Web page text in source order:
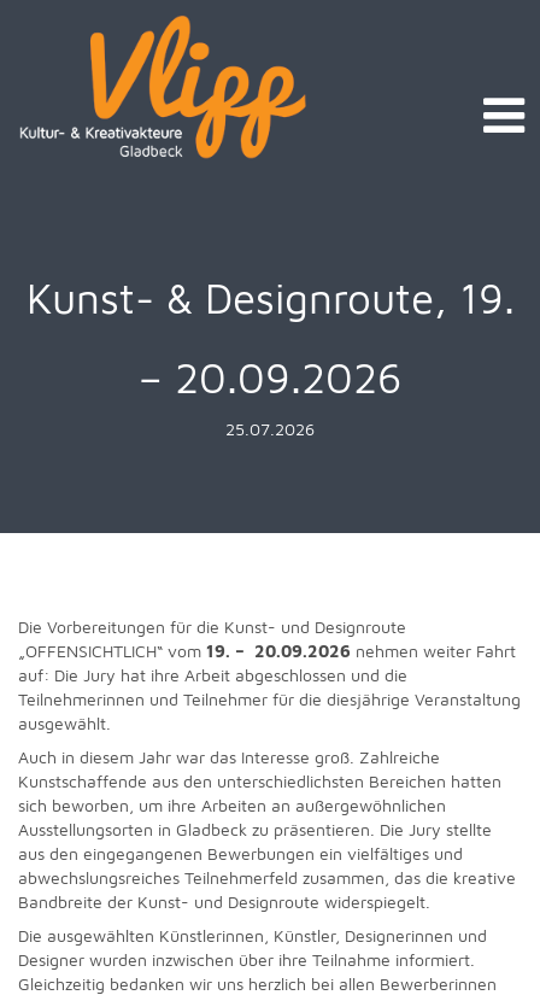
Kunst- & Designroute, 19.
– 20.09.2026
25.07.2026
Die Vorbereitungen für die Kunst- und Designroute
„OFFENSICHTLICH“ vom 19. – 20.09.2026 nehmen weiter Fahrt
auf: Die Jury hat ihre Arbeit abgeschlossen und die
Teilnehmerinnen und Teilnehmer für die diesjährige Veranstaltung
ausgewählt.
Auch in diesem Jahr war das Interesse groß. Zahlreiche
Kunstschaffende aus den unterschiedlichsten Bereichen hatten
sich beworben, um ihre Arbeiten an außergewöhnlichen
Ausstellungsorten in Gladbeck zu präsentieren. Die Jury stellte
aus den eingegangenen Bewerbungen ein vielfältiges und
abwechslungsreiches Teilnehmerfeld zusammen, das die kreative
Bandbreite der Kunst- und Designroute widerspiegelt.
Die ausgewählten Künstlerinnen, Künstler, Designerinnen und
Designer wurden inzwischen über ihre Teilnahme informiert.
Gleichzeitig bedanken wir uns herzlich bei allen Bewerberinnen